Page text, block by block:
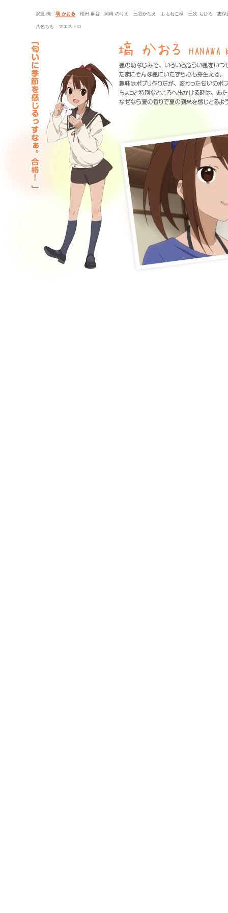
沢渡 楓 塙 かおる 桜田 麻音 岡崎 のりえ 三谷かなえ ももねこ様 三次 ちひろ 志保
八色ちも マエストロ